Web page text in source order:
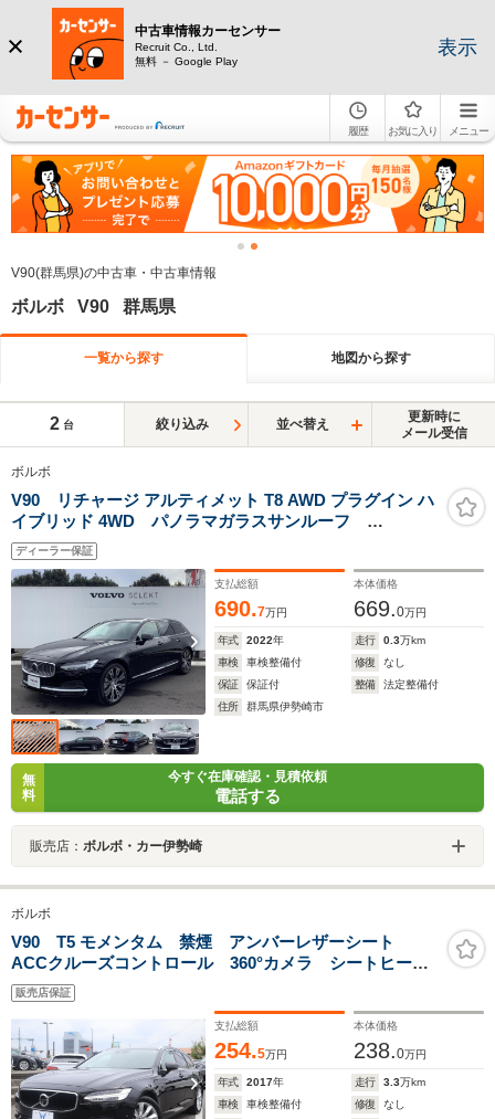
中古車情報カーセンサー
Recruit Co., Ltd.
無料 － Google Play
表示
履歴 お気に入り メニュー
V90(群馬県)の中古車・中古車情報
ボルボ V90 群馬県
一覧から探す 地図から探す
2 台 絞り込み 並べ替え
更新時に
メール受信
ボルボ
V90 リチャージ アルティメット T8 AWD プラグイン ハ
イブリッド 4WD パノラマガラスサンルーフ
harman/kardonプレミアムオーディオ・本革シート・
Googleインフォテイメントシステム・360°ビューカメ
ラ・シートクーラー・シートヒーター
ディーラー保証
支払総額
690.7万円
本体価格
669.0万円
年式 2022年 走行 0.3万km
車検
車検整備付 修復
なし
保証
保証付 整備
法定整備付
住所
群馬県伊勢崎市
無
料
今すぐ在庫確認・見積依頼
電話する
販売店： ボルボ・カー伊勢崎
ボルボ
V90 T5 モメンタム 禁煙 アンバーレザーシート
ACCクルーズコントロール 360°カメラ シートヒータ
ー パワーテールゲート 純正ナビ ディスプレイオー
ディオ Carplay パワーシート BLIS レーンキープ
販売店保証
支払総額
254.5万円
本体価格
238.0万円
年式 2017年 走行 3.3万km
車検
車検整備付 修復
なし